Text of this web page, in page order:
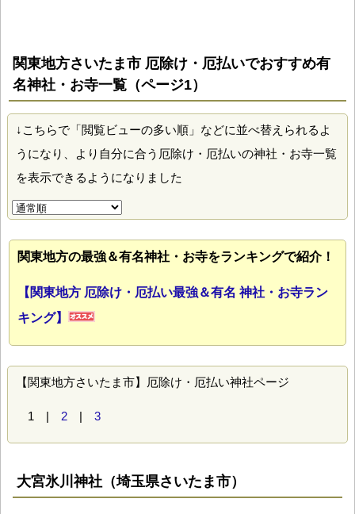
関東地方さいたま市 厄除け・厄払いでおすすめ有
名神社・お寺一覧（ページ1）
↓こちらで「閲覧ビューの多い順」などに並べ替えられるよ
うになり、より自分に合う厄除け・厄払いの神社・お寺一覧
を表示できるようになりました
関東地方の最強＆有名神社・お寺をランキングで紹介！
【関東地方 厄除け・厄払い最強＆有名 神社・お寺ラン
キング】
【関東地方さいたま市】厄除け・厄払い神社ページ
1 | 2 | 3
大宮氷川神社（埼玉県さいたま市）